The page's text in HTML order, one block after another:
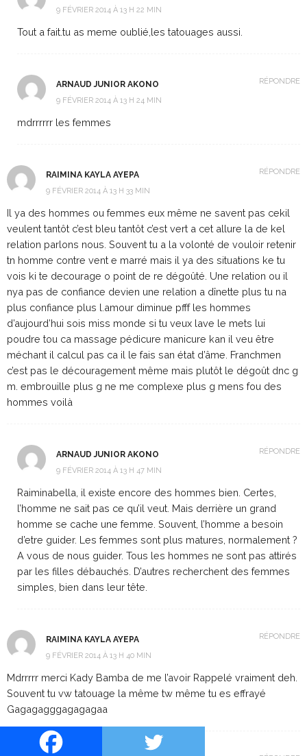
9 FÉVRIER 2014 À 13 H 22 MIN
Tout a fait.tu as meme oublié,les tatouages aussi.
ARNAUD JUNIOR AKONO
9 FÉVRIER 2014 À 13 H 24 MIN
mdrrrrrr les femmes
RÉPONDRE
RAIMINA KAYLA AYEPA
9 FÉVRIER 2014 À 13 H 33 MIN
Il ya des hommes ou femmes eux même ne savent pas cekil
veulent tantôt c’est bleu tantôt c’est vert a cet allure la de kel
relation parlons nous. Souvent tu a la volonté de vouloir retenir
tn homme contre vent e marré mais il ya des situations ke tu
vois ki te decourage o point de re dégoûté. Une relation ou il
nya pas de confiance devien une relation a dînette plus tu na
plus confiance plus l.amour diminue pfff les hommes
d’aujourd’hui sois miss monde si tu veux lave le mets lui
poudre tou ca massage pédicure manicure kan il veu être
méchant il calcul pas ca il le fais san état d’âme. Franchmen
c’est pas le découragement même mais plutôt le dégoût dnc g
m. embrouille plus g ne me complexe plus g mens fou des
hommes voilà
RÉPONDRE
ARNAUD JUNIOR AKONO
9 FÉVRIER 2014 À 13 H 47 MIN
Raiminabella, il existe encore des hommes bien. Certes,
l’homme ne sait pas ce qu’il veut. Mais derrière un grand
homme se cache une femme. Souvent, l’homme a besoin
d’etre guider. Les femmes sont plus matures, normalement ?
A vous de nous guider. Tous les hommes ne sont pas attirés
par les filles débauchés. D’autres recherchent des femmes
simples, bien dans leur tête.
RÉPONDRE
RAIMINA KAYLA AYEPA
9 FÉVRIER 2014 À 13 H 40 MIN
Mdrrrrr merci Kady Bamba de me l’avoir Rappelé vraiment deh.
Souvent tu vw tatouage la même tw même tu es effrayé
Gagagagggagagagaa
RÉPONDRE